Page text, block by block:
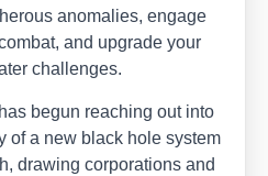
anoma­lies, enga­ge
and upgrade your
chal­lenges.
begun rea­ching out into
of a new black hole sys­tem
dra­wing cor­po­ra­ti­ons and